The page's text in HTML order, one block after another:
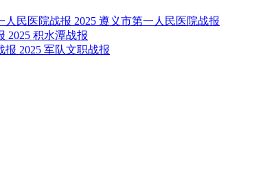
2025 遵义市第一人民医院战报
2025 积水潭战报
2025 军队文职战报